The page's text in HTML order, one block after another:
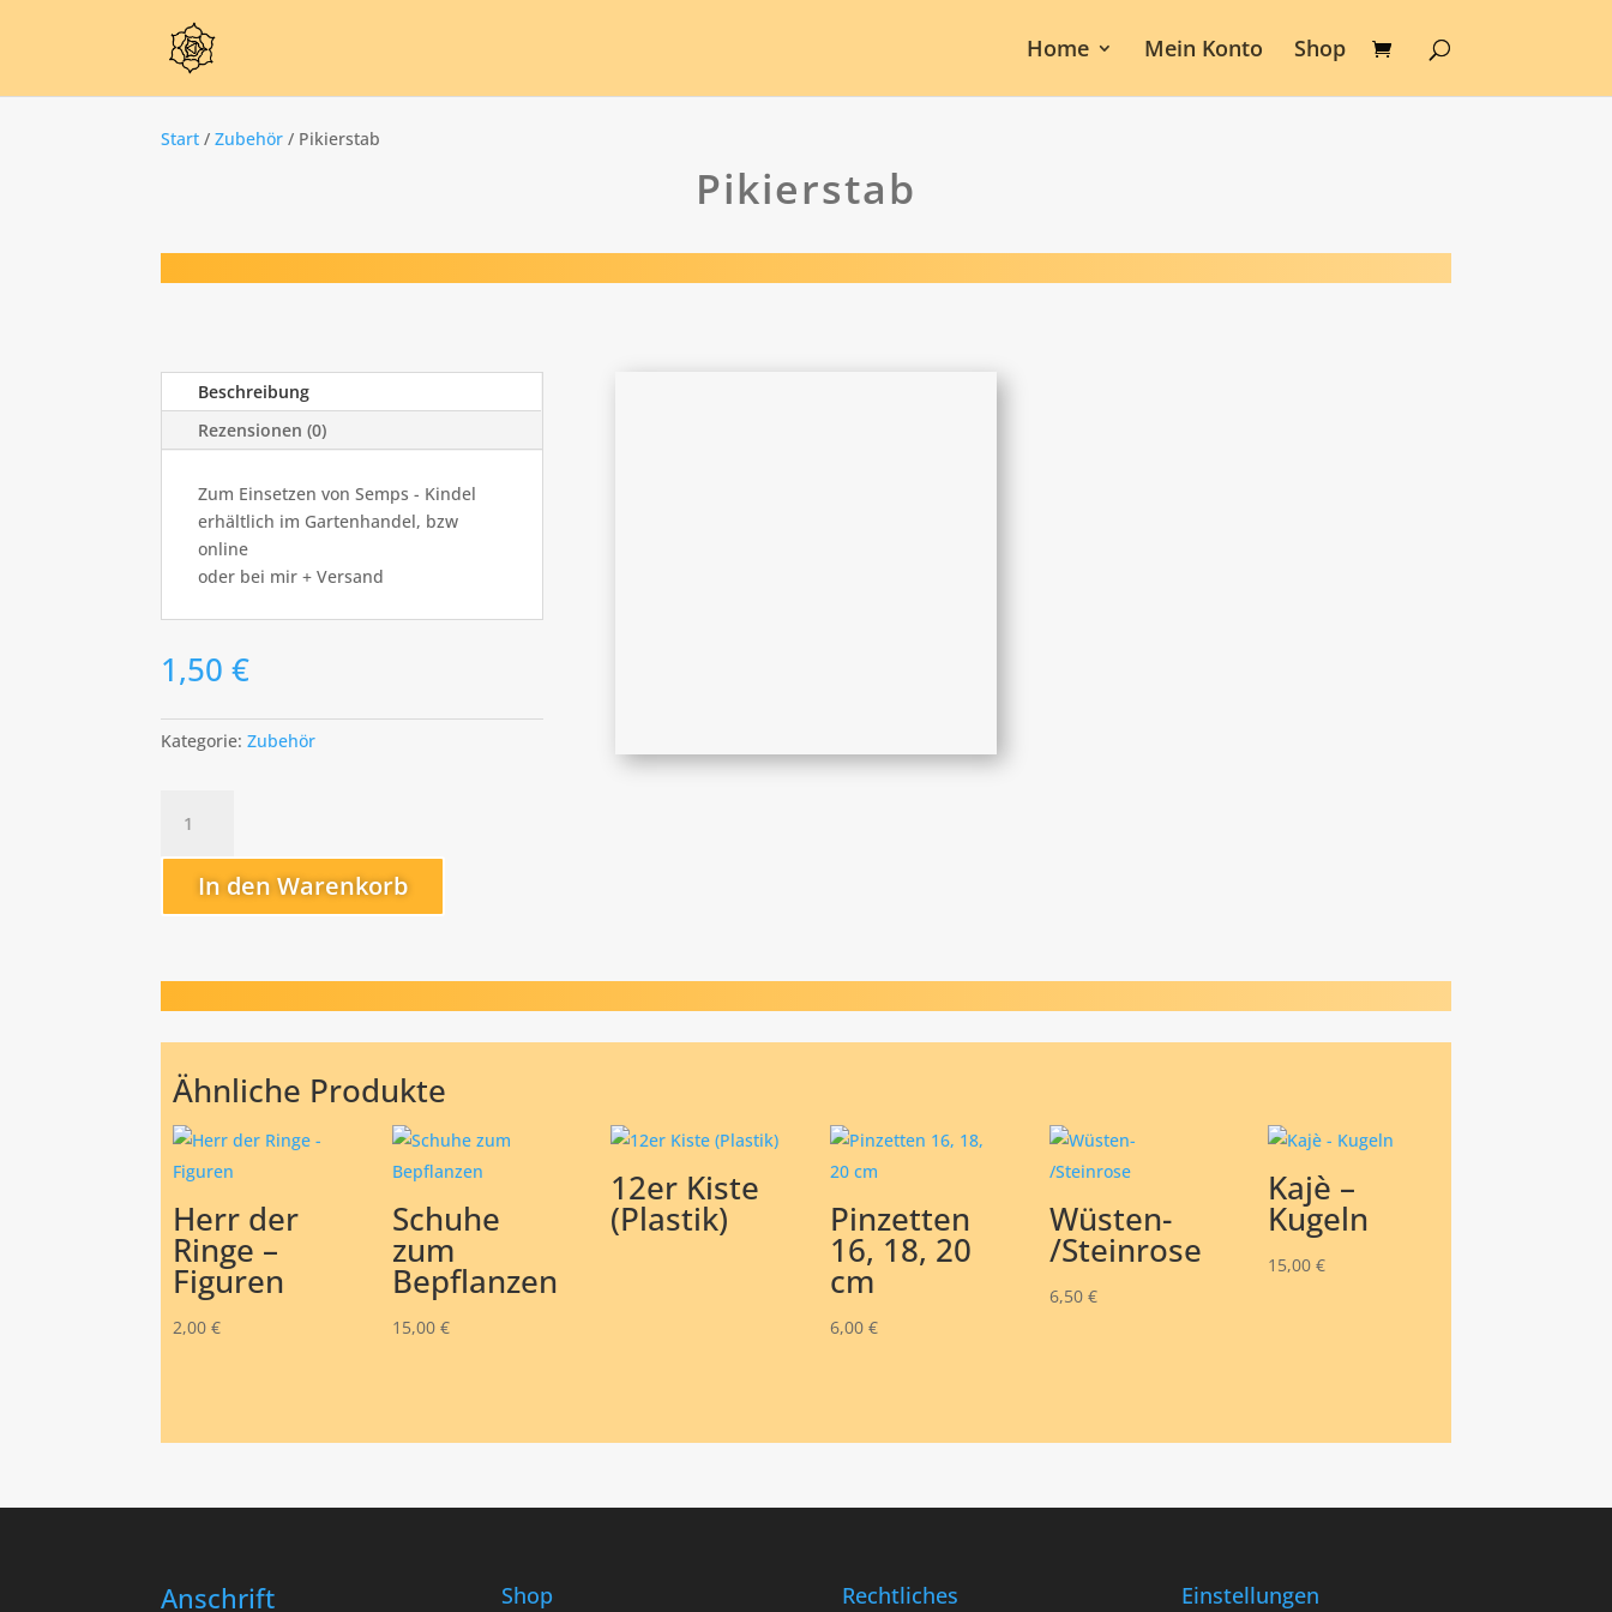
Home Mein Konto Shop
Start /Zubehör / Pikierstab
Pikierstab
Beschreibung
Rezensionen (0)
Zum Einsetzen von Semps - Kindel
erhältlich im Gartenhandel, bzw
online
oder bei mir + Versand
1,50€
Kategorie:Zubehör
Menge
In den Warenkorb
Ähnliche Produkte
Herr der
Ringe –
Figuren
2,00€
Schuhe
zum
Bepflanzen
15,00 €
12er Kiste
(Plastik) Pinzetten
16, 18, 20
cm
6,00 €
Wüsten-
/Steinrose
6,50 €
Kajè –
Kugeln
15,00€
Anschrift Shop Rechtliches Einstellungen